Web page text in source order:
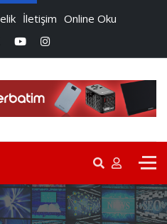
İletişim Online Oku